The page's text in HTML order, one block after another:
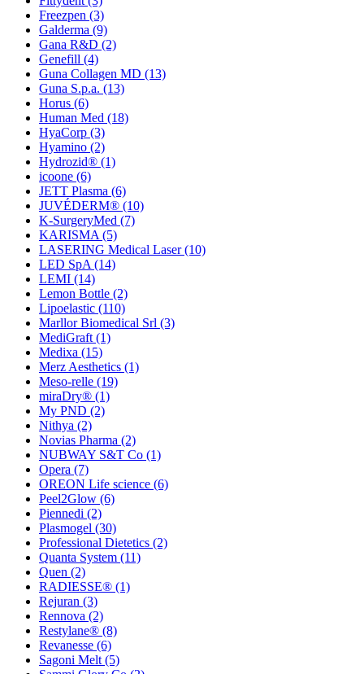
Freezpen (3)
Galderma (9)
Gana R&D (2)
Genefill (4)
Guna Collagen MD (13)
Guna S.p.a. (13)
Horus (6)
Human Med (18)
HyaCorp (3)
Hyamino (2)
Hydrozid® (1)
icoone (6)
JETT Plasma (6)
JUVÉDERM® (10)
K-SurgeryMed (7)
KARISMA (5)
LASERING Medical Laser(10)
LED SpA (14)
LEMI (14)
Lemon Bottle (2)
Lipoelastic (110)
Marllor Biomedical Srl (3)
MediGraft (1)
Medixa (15)
Merz Aesthetics (1)
Meso-relle (19)
miraDry® (1)
My PND (2)
Nithya (2)
Novias Pharma (2)
NUBWAY S&T Co (1)
Opera (7)
OREON Life science (6)
Peel2Glow (6)
Piennedi (2)
Plasmogel (30)
Professional Dietetics (2)
Quanta System (11)
Quen (2)
RADIESSE® (1)
Rejuran (3)
Rennova (2)
Restylane® (8)
Revanesse (6)
Sagoni Melt (5)